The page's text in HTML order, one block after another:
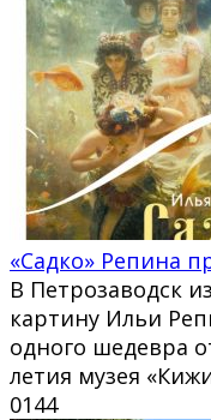
«Садко» Репина
В Петрозаводск
картину Ильи
одного шедевра
летия музея
0144